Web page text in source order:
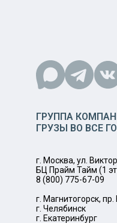
ГРУППА
ГРУЗЫ ВО ВСЕ
г. Москва, ул.
БЦ Прайм Тайм (1
8 (800) 775-67-09
г. Магнитогорск,
г. Челябинск
г. Екатеринбург